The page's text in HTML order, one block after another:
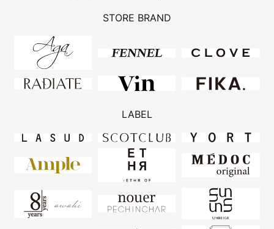
STORE BRAND
LABEL